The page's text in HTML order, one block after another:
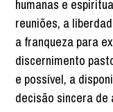
humanas e
reuniões, a
a franqueza para
discernimento
e possível, a
decisão sincera